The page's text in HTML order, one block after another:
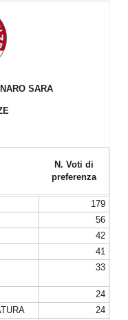
SARA
N. Voti di
preferenza
179
56
42
41
33
24
24